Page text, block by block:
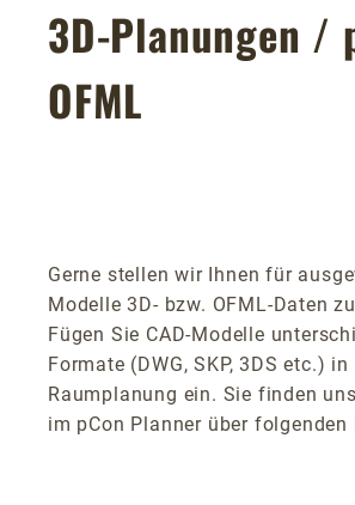
3D-Planungen /
OFML
Gerne stellen wir Ihnen für
Modelle 3D- bzw. OFML-Daten
Fügen Sie CAD-Modelle
Formate (DWG, SKP, 3DS etc.) in
Raumplanung ein. Sie finden
im pCon Planner über folgenden